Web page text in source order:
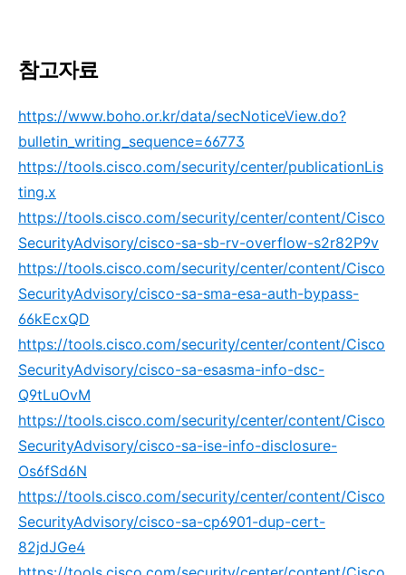
참고자료
https://www.boho.or.kr/data/secNoticeView.do?
bulletin_writing_sequence=66773
https://tools.cisco.com/security/center/publicationLis
ting.x
https://tools.cisco.com/security/center/content/Cisco
SecurityAdvisory/cisco-sa-sb-rv-overflow-s2r82P9v
https://tools.cisco.com/security/center/content/Cisco
SecurityAdvisory/cisco-sa-sma-esa-auth-bypass-
66kEcxQD
https://tools.cisco.com/security/center/content/Cisco
SecurityAdvisory/cisco-sa-esasma-info-dsc-
Q9tLuOvM
https://tools.cisco.com/security/center/content/Cisco
SecurityAdvisory/cisco-sa-ise-info-disclosure-
Os6fSd6N
https://tools.cisco.com/security/center/content/Cisco
SecurityAdvisory/cisco-sa-cp6901-dup-cert-
82jdJGe4